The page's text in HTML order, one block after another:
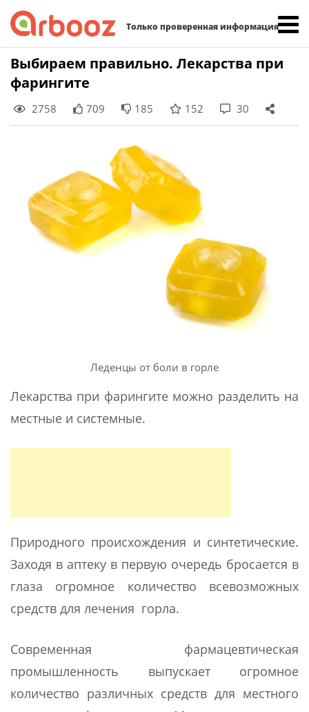
Только проверенная информация
Skip
to
content
Выбираем правильно. Лекарства при
фарингите
2758 709 185 152 30
Леденцы от боли в горле
Лекарства при фарингите можно разделить на
местные и системные.
Природного происхождения и синтетические.
Заходя в аптеку в первую очередь бросается в
глаза огромное количество всевозможных
средств для лечения горла.
Современная фармацевтическая
промышленность выпускает огромное
количество различных средств для местного
Найти: